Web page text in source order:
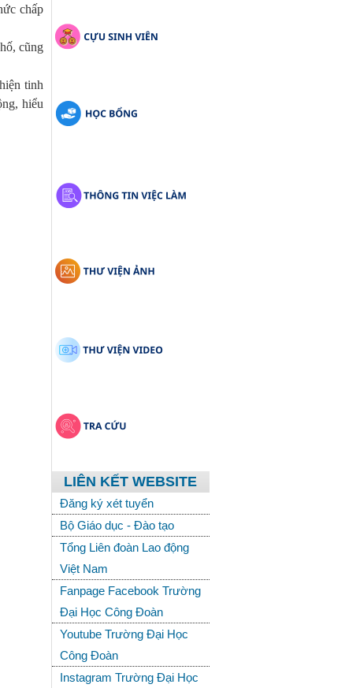
chấp
cũng
tinh
hiểu
LIÊN KẾT WEBSITE
Đăng ký xét tuyển
Bộ Giáo dục - Đào tạo
Tổng Liên đoàn Lao động
Việt Nam
Fanpage Facebook Trường
Đại Học Công Đoàn
Youtube Trường Đại Học
Công Đoàn
Instagram Trường Đại Học